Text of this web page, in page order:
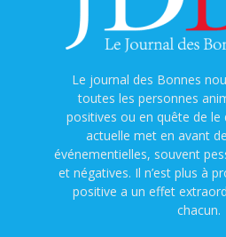
Le journal des Bonnes
toutes les personnes
positives ou en quête de le
actuelle met en avant
événementielles, souvent
et négatives. Il n’est plus à
positive a un effet
chacun.